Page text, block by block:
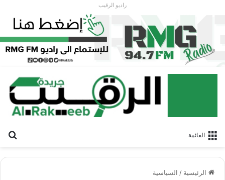
راديو الرقيب
القائمة
الرئيسية / السياسية